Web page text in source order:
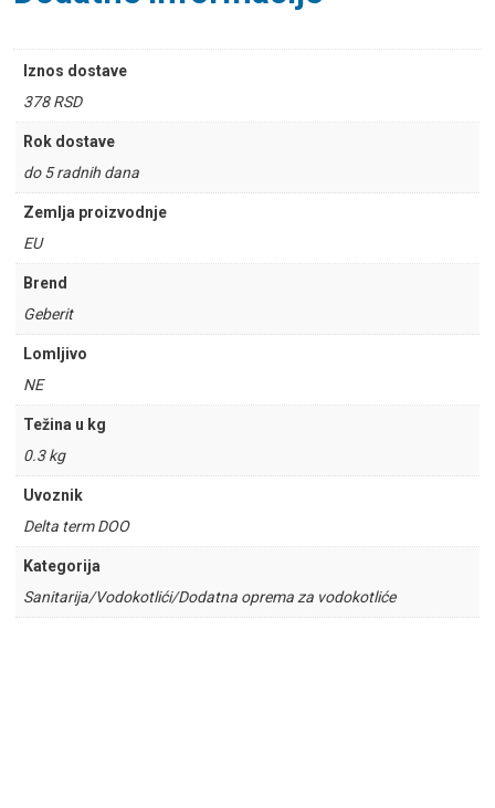
Iznos dostave
378 RSD
Rok dostave
do 5 radnih dana
Zemlja proizvodnje
EU
Brend
Geberit
Lomljivo
NE
Težina u kg
0.3 kg
Uvoznik
Delta term DOO
Kategorija
Sanitarija/Vodokotlići/Dodatna oprema za vodokotliće